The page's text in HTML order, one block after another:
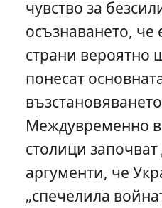
чувство за
осъзнаването, че
страни вероятно
понесат
Междувременно
столици започват
аргументи, че
„спечелила